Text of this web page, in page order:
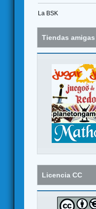
La BSK
Tiendas amigas
Licencia CC